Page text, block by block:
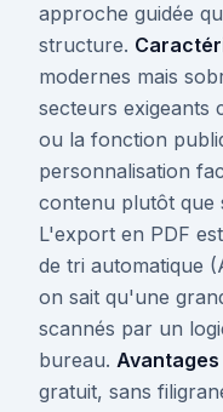
approche guidée
structure.
modernes mais
secteurs exigeants
ou la fonction
personnalisation
contenu plutôt que
L'export en PDF
de tri automatique
on sait qu'une
scannés par un
bureau.
gratuit, sans